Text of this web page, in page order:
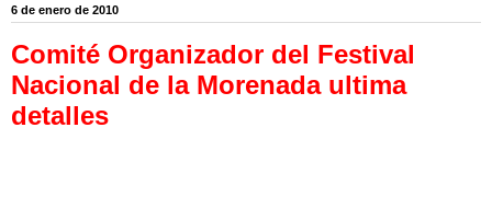
6 de enero de 2010
Comité Organizador del Festival
Nacional de la Morenada ultima
detalles